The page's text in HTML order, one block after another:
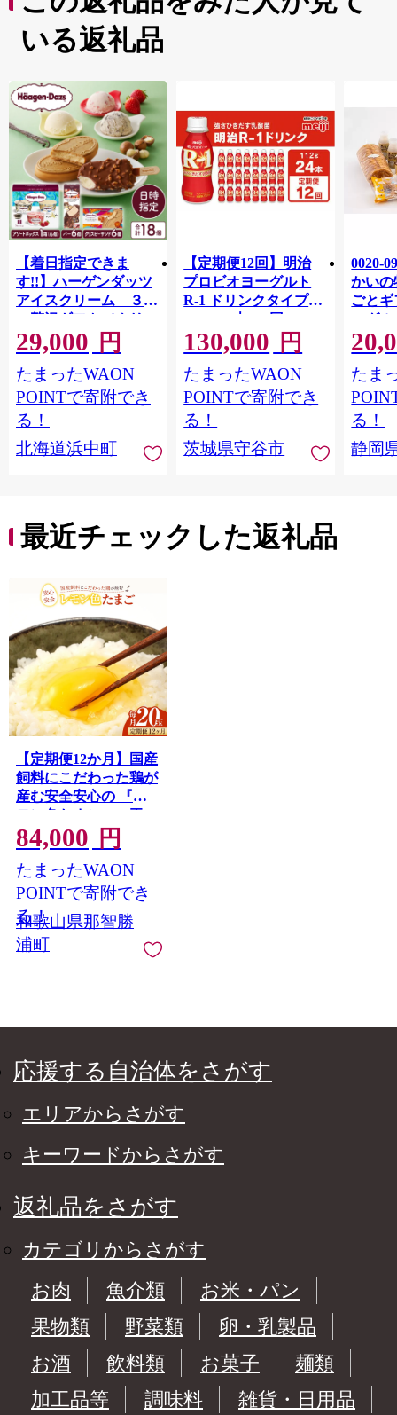
いる返礼品
【着日指定できま
す!!】ハーゲンダッツ
アイスクリーム ３種
の贅沢ギフト（クリス
ピー・バー・アソート
ボックス）_H0016-123
29,000 円
たまったWAON
POINTで寄附でき
る！
北海道浜中町
【定期便12回】明治
プロビオヨーグルト
R-1 ドリンクタイプ
112g×24本×12回 ヨー
グルトドリンク◇
130,000 円
たまったWAON
POINTで寄附でき
る！
茨城県守谷市
0020-
かいの
ごと
ーグ
キ メ
ン チ
たま
る！
静岡
最近チェックした返礼品
【定期便12か月】国産
飼料にこだわった鶏が
産む安全安心の 『レ
モン色たまご』20玉
（15玉＋割れ保証5
玉） ［Hn6］
84,000 円
たまったWAON
POINTで寄附でき
る！
和歌山県那智勝
浦町
応援する自治体をさがす
エリアからさがす
キーワードからさがす
返礼品をさがす
カテゴリからさがす
お肉
魚介類
お米・パン
果物類
野菜類
卵・乳製品
お酒
飲料類 お菓子
麺類
加工品等
調味料
雑貨・日用品